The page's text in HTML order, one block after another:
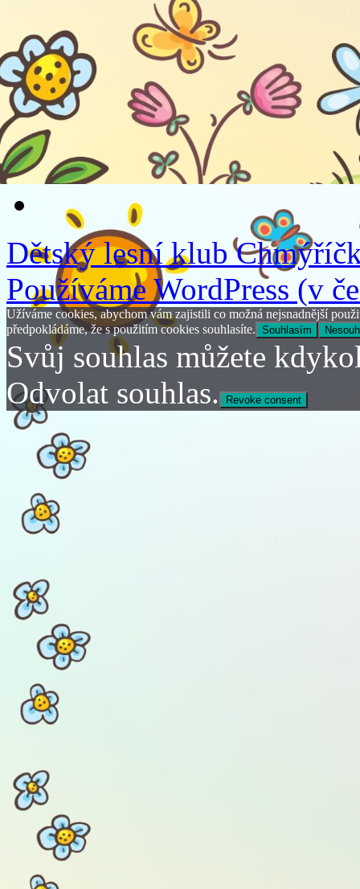
Dětský lesní klub
Používáme WordPress (v
Užíváme cookies, abychom vám zajistili co možná nejsnadnější
předpokládáme, že s použitím cookies souhlasíte. Souhlasím
Svůj souhlas můžete
Odvolat souhlas.
Revoke consent